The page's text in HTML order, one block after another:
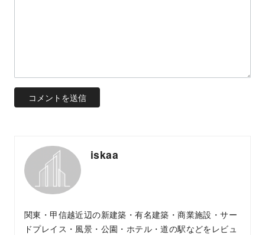
iskaa
関東・甲信越近辺の新建築・有名建築・商業施設・サー
ドプレイス・風景・公園・ホテル・道の駅などをレビュ